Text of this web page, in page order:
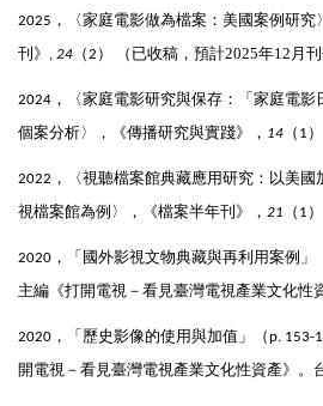
2025 ，〈家庭電影做為檔案：美國案例研究
刊》
, 24 （2 ） （已收稿，預計2025年12月刊
2024 ，〈家庭電影研究與保存：「家庭電影
個案分析〉，《傳播研究與實踐》， 14 （ 1
2022 ，〈視聽檔案館典藏應用研究：以美
視檔案館為例〉
， 《檔案半年刊 》， 21 （ 1
2020 ，「國外影視文物典藏與再利用案例」
主編《打開電視－看見臺灣電視產業文化性
2020 ，「歷史影像的使用與加值 」（p. 153-
開電視－看見臺灣電視產業文化性資產》。